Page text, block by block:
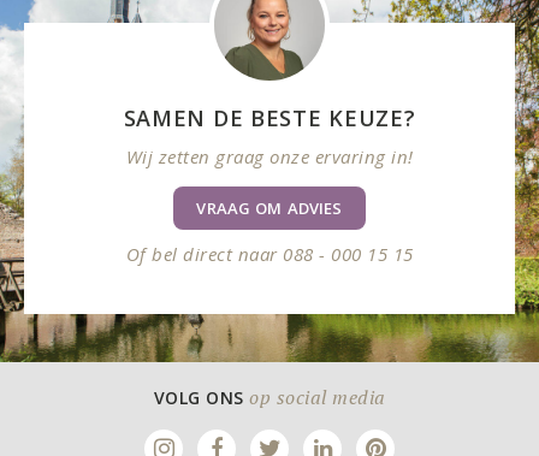
SAMEN DE BESTE KEUZE?
Wij zetten graag onze ervaring in!
VRAAG OM ADVIES
Of bel direct naar 088 - 000 15 15
VOLG ONS op social media